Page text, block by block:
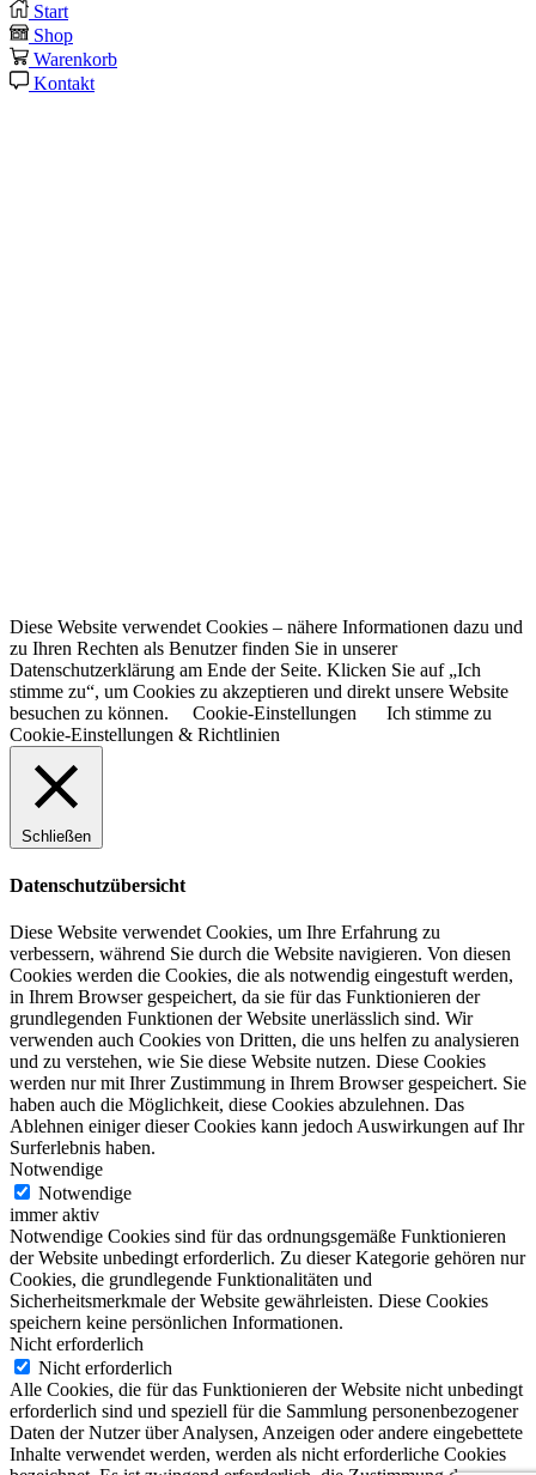
Start
Shop
Warenkorb
Kontakt
Diese Website verwendet Cookies – nähere Informationen dazu und
zu Ihren Rechten als Benutzer finden Sie in unserer
Datenschutzerklärung am Ende der Seite. Klicken Sie auf „Ich
stimme zu“, um Cookies zu akzeptieren und direkt unsere Website
besuchen zu können.
Cookie-Einstellungen
Ich stimme zu
Cookie-Einstellungen & Richtlinien
Schließen
Datenschutzübersicht
Diese Website verwendet Cookies, um Ihre Erfahrung zu
verbessern, während Sie durch die Website navigieren. Von diesen
Cookies werden die Cookies, die als notwendig eingestuft werden,
in Ihrem Browser gespeichert, da sie für das Funktionieren der
grundlegenden Funktionen der Website unerlässlich sind. Wir
verwenden auch Cookies von Dritten, die uns helfen zu analysieren
und zu verstehen, wie Sie diese Website nutzen. Diese Cookies
werden nur mit Ihrer Zustimmung in Ihrem Browser gespeichert. Sie
haben auch die Möglichkeit, diese Cookies abzulehnen. Das
Ablehnen einiger dieser Cookies kann jedoch Auswirkungen auf Ihr
Surferlebnis haben.
Notwendige
Notwendige
immer aktiv
Notwendige Cookies sind für das ordnungsgemäße Funktionieren
der Website unbedingt erforderlich. Zu dieser Kategorie gehören nur
Cookies, die grundlegende Funktionalitäten und
Sicherheitsmerkmale der Website gewährleisten. Diese Cookies
speichern keine persönlichen Informationen.
Nicht erforderlich
Nicht erforderlich
Alle Cookies, die für das Funktionieren der Website nicht unbedingt
erforderlich sind und speziell für die Sammlung personenbezogener
Daten der Nutzer über Analysen, Anzeigen oder andere eingebettete
Inhalte verwendet werden, werden als nicht erforderliche Cookies